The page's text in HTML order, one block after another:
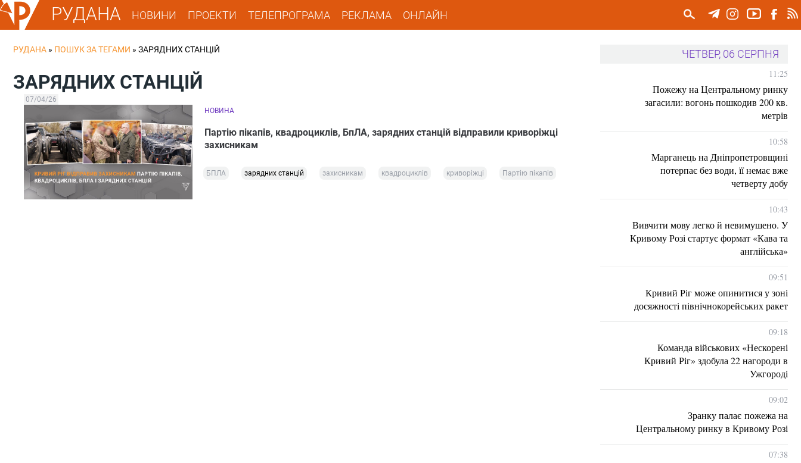
РУДАНА НОВИНИ ПРОЕКТИ ТЕЛЕПРОГРАМА РЕКЛАМА ОНЛАЙН
РУДАНА » ПОШУК ЗА ТЕГАМИ » ЗАРЯДНИХ СТАНЦІЙ
ЗАРЯДНИХ СТАНЦІЙ
07/04/26
НОВИНА
Партію пікапів, квадроциклів, БпЛА, зарядних станцій відправили криворіжці
захисникам
БПЛА зарядних станцій захисникам квадроциклів криворіжці Партію пікапів
ЧЕТВЕР, 06 СЕРПНЯ
11:25
Пожежу на Центральному ринку
загасили: вогонь пошкодив 200 кв.
метрів
10:58
Марганець на Дніпропетровщині
потерпає без води, її немає вже
четверту добу
10:43
Вивчити мову легко й невимушено. У
Кривому Розі стартує формат «Кава та
англійська»
09:51
Кривий Ріг може опинитися у зоні
досяжності північнокорейських ракет
09:18
Команда військових «Нескорені
Кривий Ріг» здобула 22 нагороди в
Ужгороді
09:02
Зранку палає пожежа на
Центральному ринку в Кривому Розі
07:38